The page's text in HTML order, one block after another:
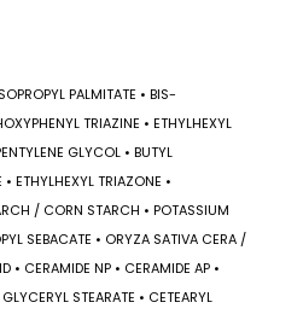
PALMITATE • BIS-
TRIAZINE • ETHYLHEXYL
GLYCOL • BUTYL
ETHYLHEXYL TRIAZONE •
/ CORN STARCH • POTASSIUM
SEBACATE • ORYZA SATIVA CERA /
• CERAMIDE NP • CERAMIDE AP •
STEARATE • CETEARYL